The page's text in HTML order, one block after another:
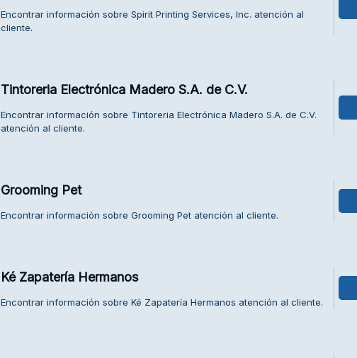
Encontrar información sobre Spirit Printing Services, Inc. atención al
cliente.
Tintoreria Electrónica Madero S.A. de C.V.
Encontrar información sobre Tintoreria Electrónica Madero S.A. de C.V.
atención al cliente.
Grooming Pet
Encontrar información sobre Grooming Pet atención al cliente.
Ké Zapatería Hermanos
Encontrar información sobre Ké Zapatería Hermanos atención al cliente.